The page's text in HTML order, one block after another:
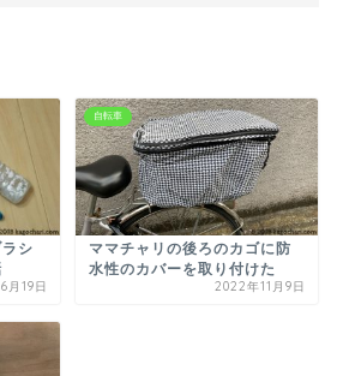
シ
月19日
自転車
ママチャリの後ろのカゴに防
水性のカバーを取り付けた
2022年11月9日